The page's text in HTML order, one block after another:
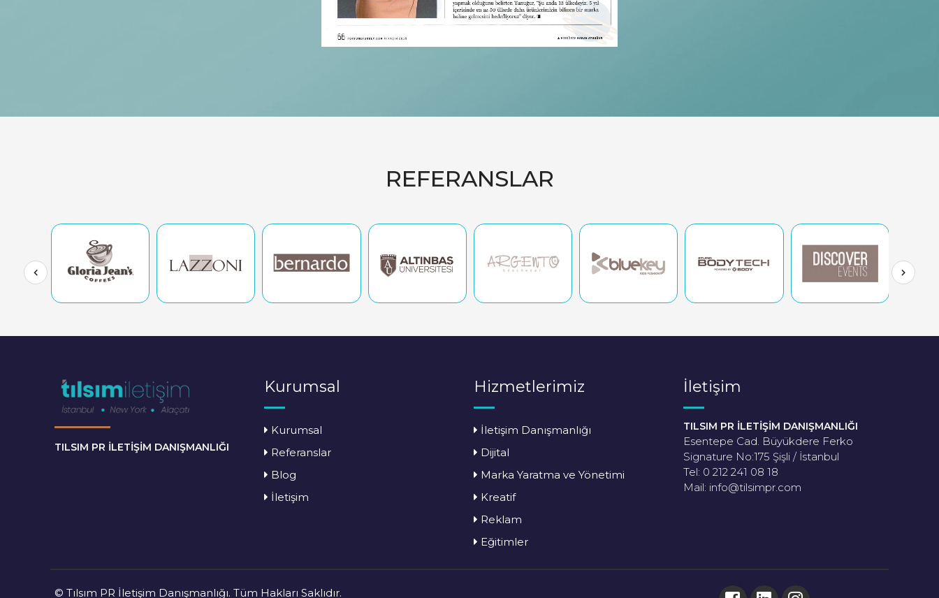
REFERANSLAR
TILSIM PR İLETİŞİM DANIŞMANLIĞI
Kurumsal
Kurumsal
Referanslar
Blog
İletişim
Hizmetlerimiz
İletişim Danışmanlığı
Dijital
Marka Yaratma ve Yönetimi
Kreatif
Reklam
Eğitimler
İletişim
TILSIM PR İLETİŞİM DANIŞMANLIĞI
Esentepe Cad. Büyükdere Ferko
Signature No:175 Şişli / İstanbul
Tel: 0 212 241 08 18
Mail: info@tilsimpr.com
© Tılsım PR İletişim Danışmanlığı. Tüm Hakları Saklıdır.